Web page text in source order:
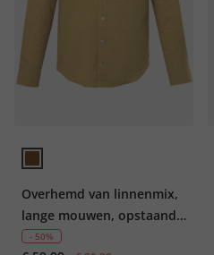
Overhemd van linnenmix,
lange mouwen, opstaande
kraag, moderne pasvorm,
- 50%